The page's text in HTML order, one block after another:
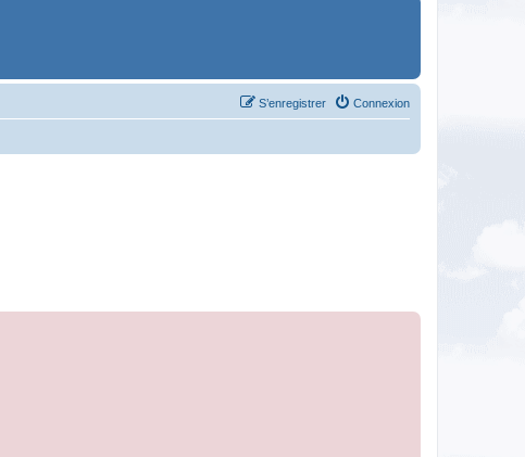
Connexion
S’enregistrer